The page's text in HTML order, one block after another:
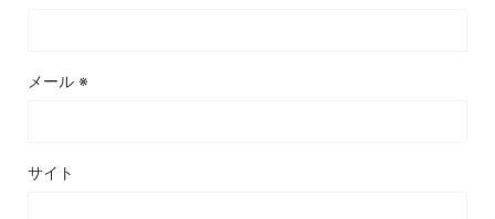
メール ※
サイト